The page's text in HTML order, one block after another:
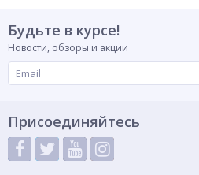
Будьте в курсе!
Новости, обзоры и акции
Присоединяйтесь